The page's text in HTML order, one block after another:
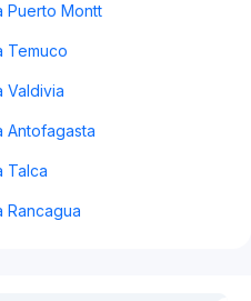
Puerto Montt
Temuco
Valdivia
Antofagasta
Talca
Rancagua